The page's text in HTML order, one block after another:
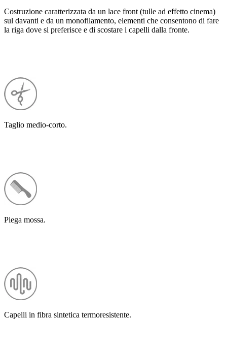
Costruzione caratterizzata da un lace front (tulle ad effetto cinema)
sul davanti e da un monofilamento, elementi che consentono di fare
la riga dove si preferisce e di scostare i capelli dalla fronte.
Taglio medio-corto.
Piega mossa.
Capelli in fibra sintetica termoresistente.